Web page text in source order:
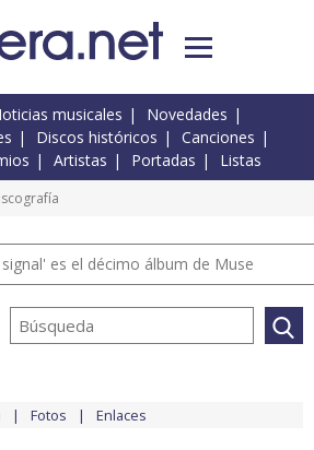
musicales
Novedades
Discos históricos
Canciones
Artistas Portadas Listas
es el décimo álbum de Muse
Fotos Enlaces